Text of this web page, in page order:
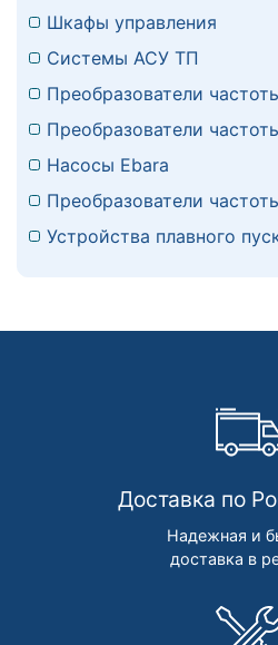
Шкафы управления
Системы АСУ ТП
Преобразователи
Преобразователи
Насосы Ebara
Преобразователи
Устройства плавного
Доставка по
Надежная и
доставка в